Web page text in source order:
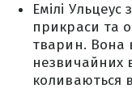
Емілі
прикраси та
тварин. Вона
незвичайних
коливаються